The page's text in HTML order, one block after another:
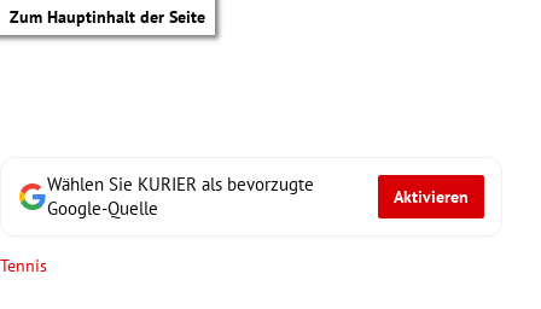
Zum Hauptinhalt der Seite
Wählen Sie KURIER als bevorzugte
Google-Quelle
Aktivieren
Tennis